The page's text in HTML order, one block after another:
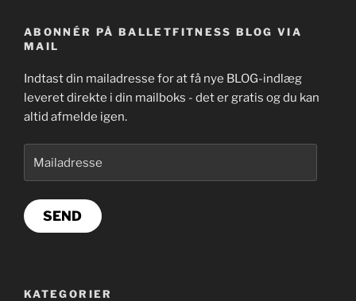
ABONNÉR PÅ BALLETFITNESS BLOG VIA
MAIL
Indtast din mailadresse for at få nye BLOG-indlæg
leveret direkte i din mailboks - det er gratis og du kan
altid afmelde igen.
SEND
KATEGORIER